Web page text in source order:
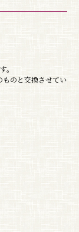
。
ものと交換させてい